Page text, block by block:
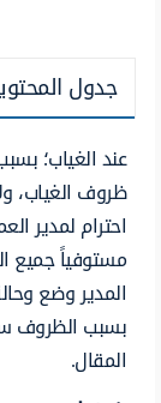
جدول
عند الغياب؛
ظروف الغياب،
احترام لمدير
مستوفياً جميع
المدير وضع
بسبب الظروف
المقال.